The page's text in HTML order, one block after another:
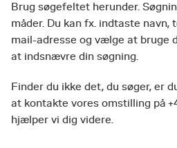
Brug søgefeltet herunder.
måder. Du kan fx. indtaste
mail-adresse og vælge at bruge
at indsnævre din søgning.
Finder du ikke det, du søger, er
at kontakte vores omstilling på
hjælper vi dig videre.